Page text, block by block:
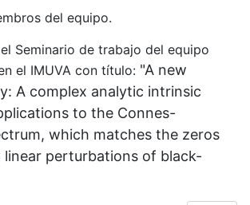
del equipo.
Seminario de trabajo del equipo
el IMUVA con título: "A new
A complex analytic intrinsic
to the Connes-
which matches the zeros
perturbations of black-